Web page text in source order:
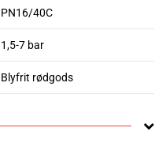
PN16/40C
1,5-7 bar
Blyfrit rødgods